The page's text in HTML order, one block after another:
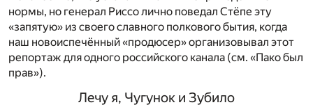
нормы, но генерал Риссо лично поведал Стёпе эту
«запятую» из своего славного полкового бытия, когда
наш новоиспечённый «продюсер» организовывал этот
репортаж для одного российского канала (см. «Пако был
прав»).
Лечу я, Чугунок и Зубило